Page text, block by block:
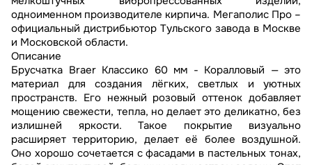
одноименном производителе кирпича. Мегаполис Про –
официальный дистрибьютор Тульского завода в Москве
и Московской области.
Описание
Брусчатка Braer Классико 60 мм - Коралловый — это
материал для создания лёгких, светлых и уютных
пространств. Его нежный розовый оттенок добавляет
мощению свежести, тепла, но делает это деликатно, без
излишней яркости. Такое покрытие визуально
расширяет территорию, делает её более воздушной.
Оно хорошо сочетается с фасадами в пастельных тонах,